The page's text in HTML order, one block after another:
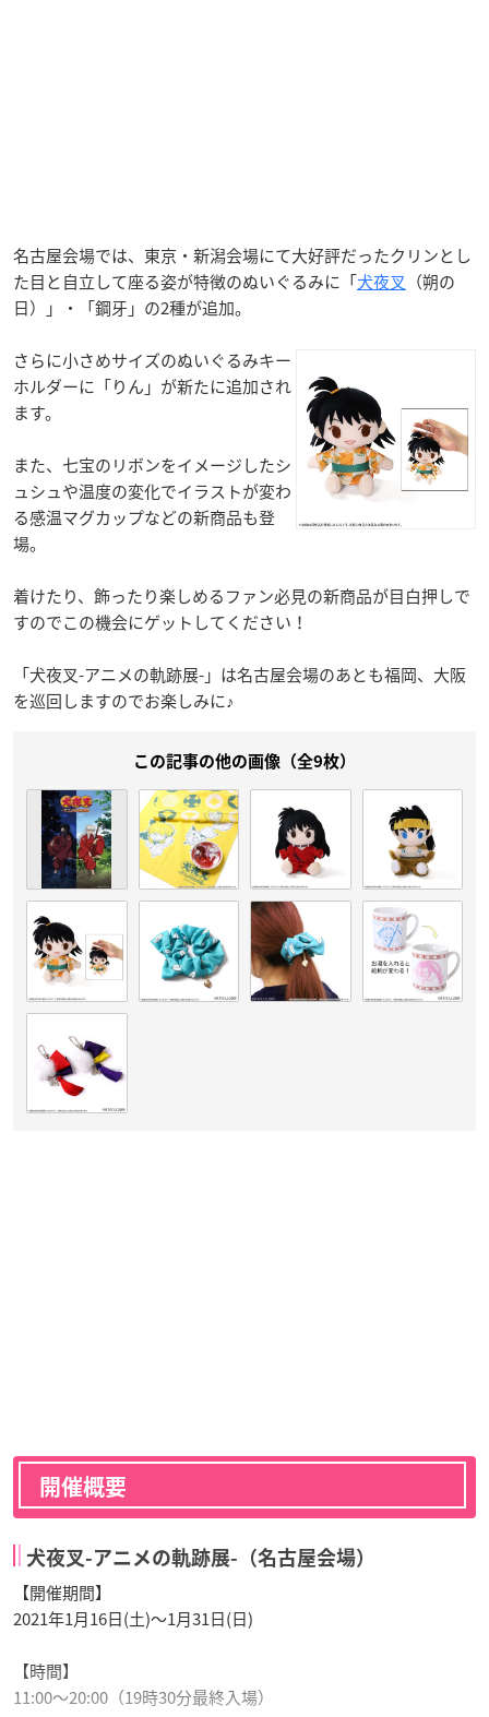
名古屋会場では、東京・新潟会場にて大好評だったクリンとし
た目と自立して座る姿が特徴のぬいぐるみに「犬夜叉 （朔の
日）」・「鋼牙」の2種が追加。
さらに小さめサイズのぬいぐるみキー
ホルダーに「りん」が新たに追加され
ます。
また、七宝のリボンをイメージしたシ
ュシュや温度の変化でイラストが変わ
る感温マグカップなどの新商品も登
場。
着けたり、飾ったり楽しめるファン必見の新商品が目白押しで
すのでこの機会にゲットしてください！
「犬夜叉-アニメの軌跡展-」は名古屋会場のあとも福岡、大阪
を巡回しますのでお楽しみに♪
この記事の他の画像（全9枚）
開催概要
犬夜叉-アニメの軌跡展-（名古屋会場）
【開催期間】
2021年1月16日(土)～1月31日(日)
【時間】
11:00～20:00（19時30分最終入場）